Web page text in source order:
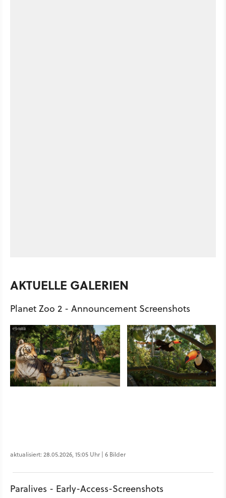
AKTUELLE GALERIEN
Planet Zoo 2 - Announcement Screenshots
aktualisiert: 28.05.2026, 15:05 Uhr | 6 Bilder
Paralives - Early-Access-Screenshots